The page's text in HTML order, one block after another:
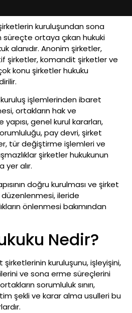
kuruluşundan sona
ortaya çıkan hukuki
alanıdır. Anonim şirketler,
şirketler, komandit şirketler ve
konu şirketler hukuku
işlemlerinden ibaret
ortakların hak ve
genel kurul kararları,
pay devri, şirket
tür değiştirme işlemleri ve
şirketler hukukunun
yer alır.
doğru kurulması ve şirket
düzenlenmesi, ileride
önlenmesi bakımından
Nedir?
kuruluşunu, işleyişini,
ve sona erme süreçlerini
sorumluluk sınırı,
şekli ve karar alma usulleri bu